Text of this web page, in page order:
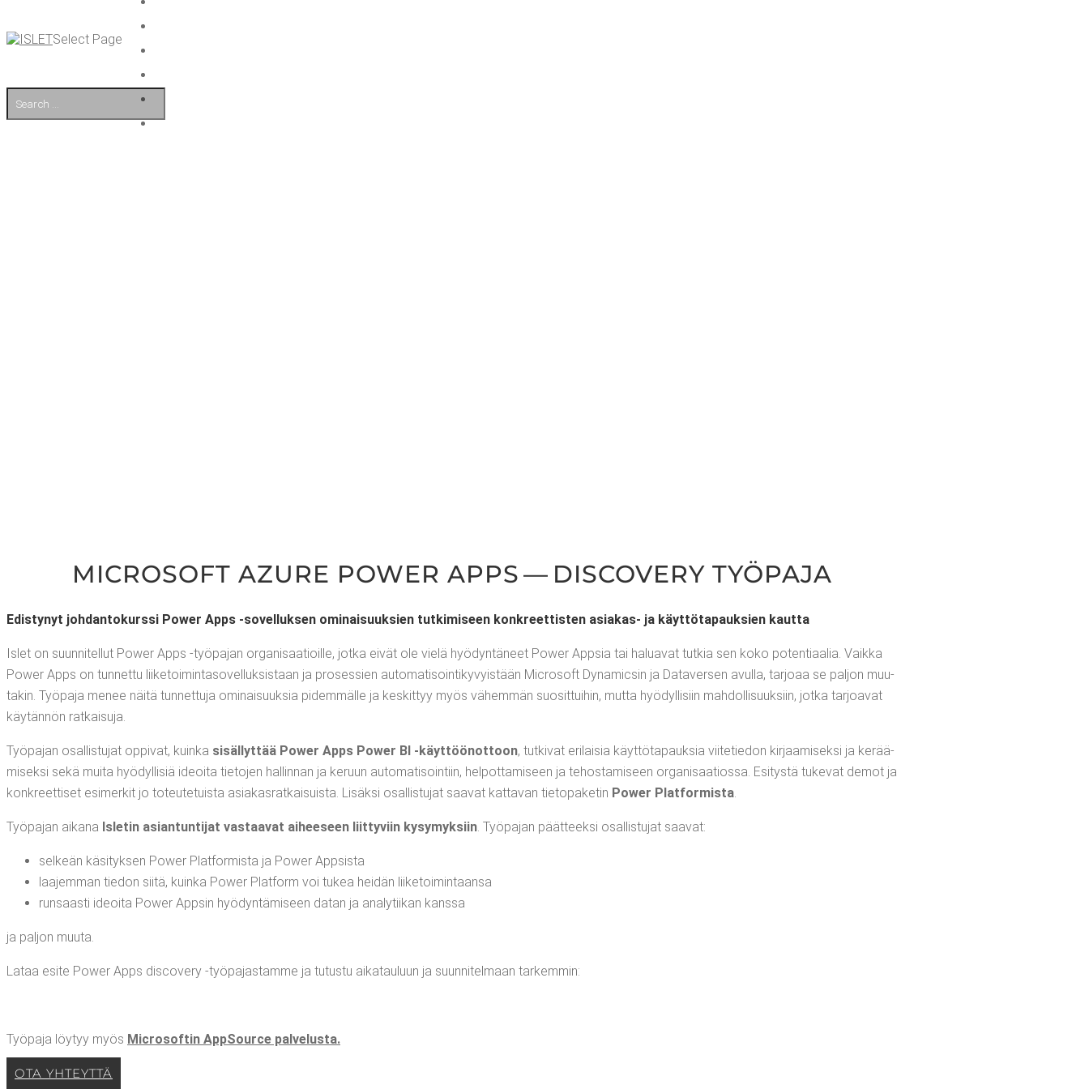
Select Page
MIC­RO­SOFT AZU­RE POWER APPS — DISCO­VE­RY TYÖPAJA
Edis­ty­nyt joh­dan­to­kurs­si Power Apps ‑sovel­luk­sen omi­nai­suuk­sien tut­ki­mi­seen kon­kreet­tis­ten asia­kas- ja käyt­tö­ta­pauk­sien kautta
Islet on suun­ni­tel­lut Power Apps ‑työ­pa­jan orga­ni­saa­tioil­le, jot­ka eivät ole vie­lä hyö­dyn­tä­neet Power App­sia tai halua­vat tut­kia sen koko poten­ti­aa­lia. Vaik­ka
Power Apps on tun­net­tu lii­ke­toi­min­ta­so­vel­luk­sis­taan ja pro­ses­sien auto­ma­ti­soin­ti­ky­vyis­tään Mic­ro­soft Dyna­mic­sin ja Data­ver­sen avul­la, tar­jo­aa se pal­jon muu­
ta­kin. Työ­pa­ja menee näi­tä tun­net­tu­ja omi­nai­suuk­sia pidem­mäl­le ja kes­kit­tyy myös vähem­män suo­sit­tui­hin, mut­ta hyö­dyl­li­siin mah­dol­li­suuk­siin, jot­ka tar­joa­vat
käy­tän­nön ratkaisuja.
Työ­pa­jan osal­lis­tu­jat oppi­vat, kuin­ka sisäl­lyt­tää Power Apps Power BI ‑käyt­töön­ot­toon, tut­ki­vat eri­lai­sia käyt­tö­ta­pauk­sia vii­te­tie­don kir­jaa­mi­sek­si ja kerää­
mi­sek­si sekä mui­ta hyö­dyl­li­siä ideoi­ta tie­to­jen hal­lin­nan ja keruun auto­ma­ti­soin­tiin, hel­pot­ta­mi­seen ja tehos­ta­mi­seen orga­ni­saa­tios­sa. Esi­tys­tä tuke­vat demot ja
kon­kreet­ti­set esi­mer­kit jo toteu­te­tuis­ta asia­kas­rat­kai­suis­ta. Lisäk­si osal­lis­tu­jat saa­vat kat­ta­van tie­to­pa­ke­tin Power Plat­for­mis­ta
Työ­pa­jan aika­na Isle­tin asian­tun­ti­jat vas­taa­vat aihee­seen liit­ty­viin kysy­myk­siin . Työ­pa­jan päät­teek­si osal­lis­tu­jat saavat:
sel­keän käsi­tyk­sen Power Plat­for­mis­ta ja Power Appsista
laa­jem­man tie­don sii­tä, kuin­ka Power Plat­form voi tukea hei­dän liiketoimintaansa
run­saas­ti ideoi­ta Power App­sin hyö­dyn­tä­mi­seen datan ja ana­ly­tii­kan kanssa
ja pal­jon muuta.
Lataa esi­te Power Apps disco­ve­ry ‑työ­pa­jas­tam­me ja tutus­tu aika­tau­luun ja suun­ni­tel­maan tarkemmin:
Työ­pa­ja löy­tyy myös Mic­ro­sof­tin App­Source palvelusta.
OTA YHTEYT­TÄ